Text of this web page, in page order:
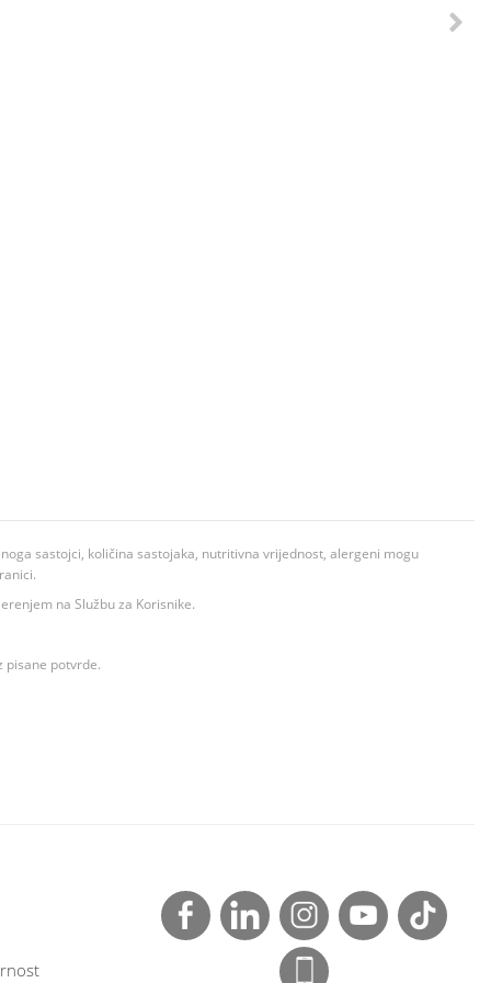
sastojci, količina sastojaka, nutritivna vrijednost, alergeni mogu
na Službu za Korisnike.
pisane potvrde.